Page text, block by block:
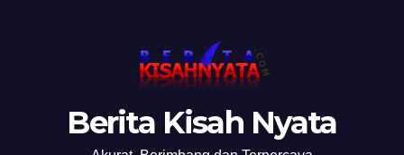
Berita Kisah Nyata